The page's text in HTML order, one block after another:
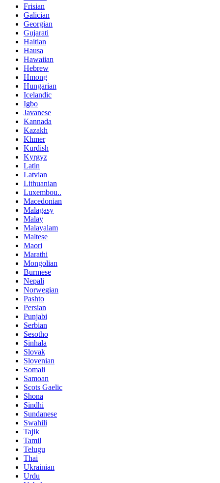
Frisian
Galician
Georgian
Gujarati
Haitian
Hausa
Hawaiian
Hebrew
Hmong
Hungarian
Icelandic
Igbo
Javanese
Kannada
Kazakh
Khmer
Kurdish
Kyrgyz
Latin
Latvian
Lithuanian
Luxembou..
Macedonian
Malagasy
Malay
Malayalam
Maltese
Maori
Marathi
Mongolian
Burmese
Nepali
Norwegian
Pashto
Persian
Punjabi
Serbian
Sesotho
Sinhala
Slovak
Slovenian
Somali
Samoan
Scots Gaelic
Shona
Sindhi
Sundanese
Swahili
Tajik
Tamil
Telugu
Thai
Ukrainian
Urdu